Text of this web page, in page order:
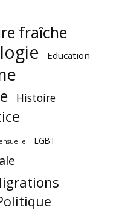
fraîche
Education
Histoire
LGBT